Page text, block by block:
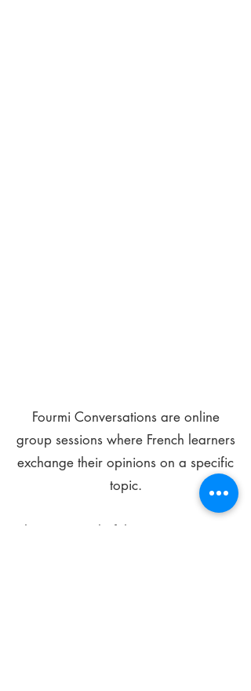
Fourmi Conversations are online
group sessions where French learners
exchange their opinions on a specific
topic.
The main goal of these meetings is to